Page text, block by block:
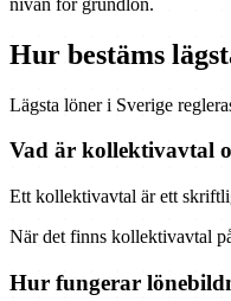
Hur bestäms
Lägsta löner i Sverige
Vad är kollektivavtal
Ett kollektivavtal är ett
När det finns kollektivavtal
Hur fungerar